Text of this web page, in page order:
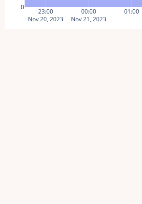
23:00
Nov 20, 2023
00:00
Nov 21, 2023
01:00
0